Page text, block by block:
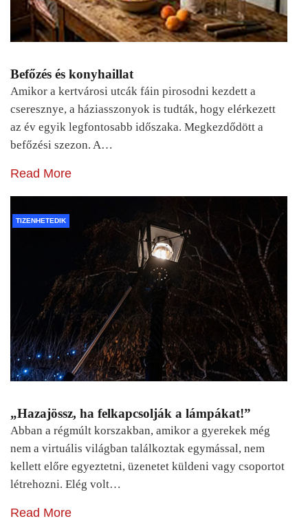
Befőzés és konyhaillat
Amikor a kertvárosi utcák fáin pirosodni kezdett a
cseresznye, a háziasszonyok is tudták, hogy elérkezett
az év egyik legfontosabb időszaka. Megkezdődött a
befőzési szezon. A…
Read More
TIZENHETEDIK
„Hazajössz, ha felkapcsolják a lámpákat!”
Abban a régmúlt korszakban, amikor a gyerekek még
nem a virtuális világban találkoztak egymással, nem
kellett előre egyeztetni, üzenetet küldeni vagy csoportot
létrehozni. Elég volt…
Read More